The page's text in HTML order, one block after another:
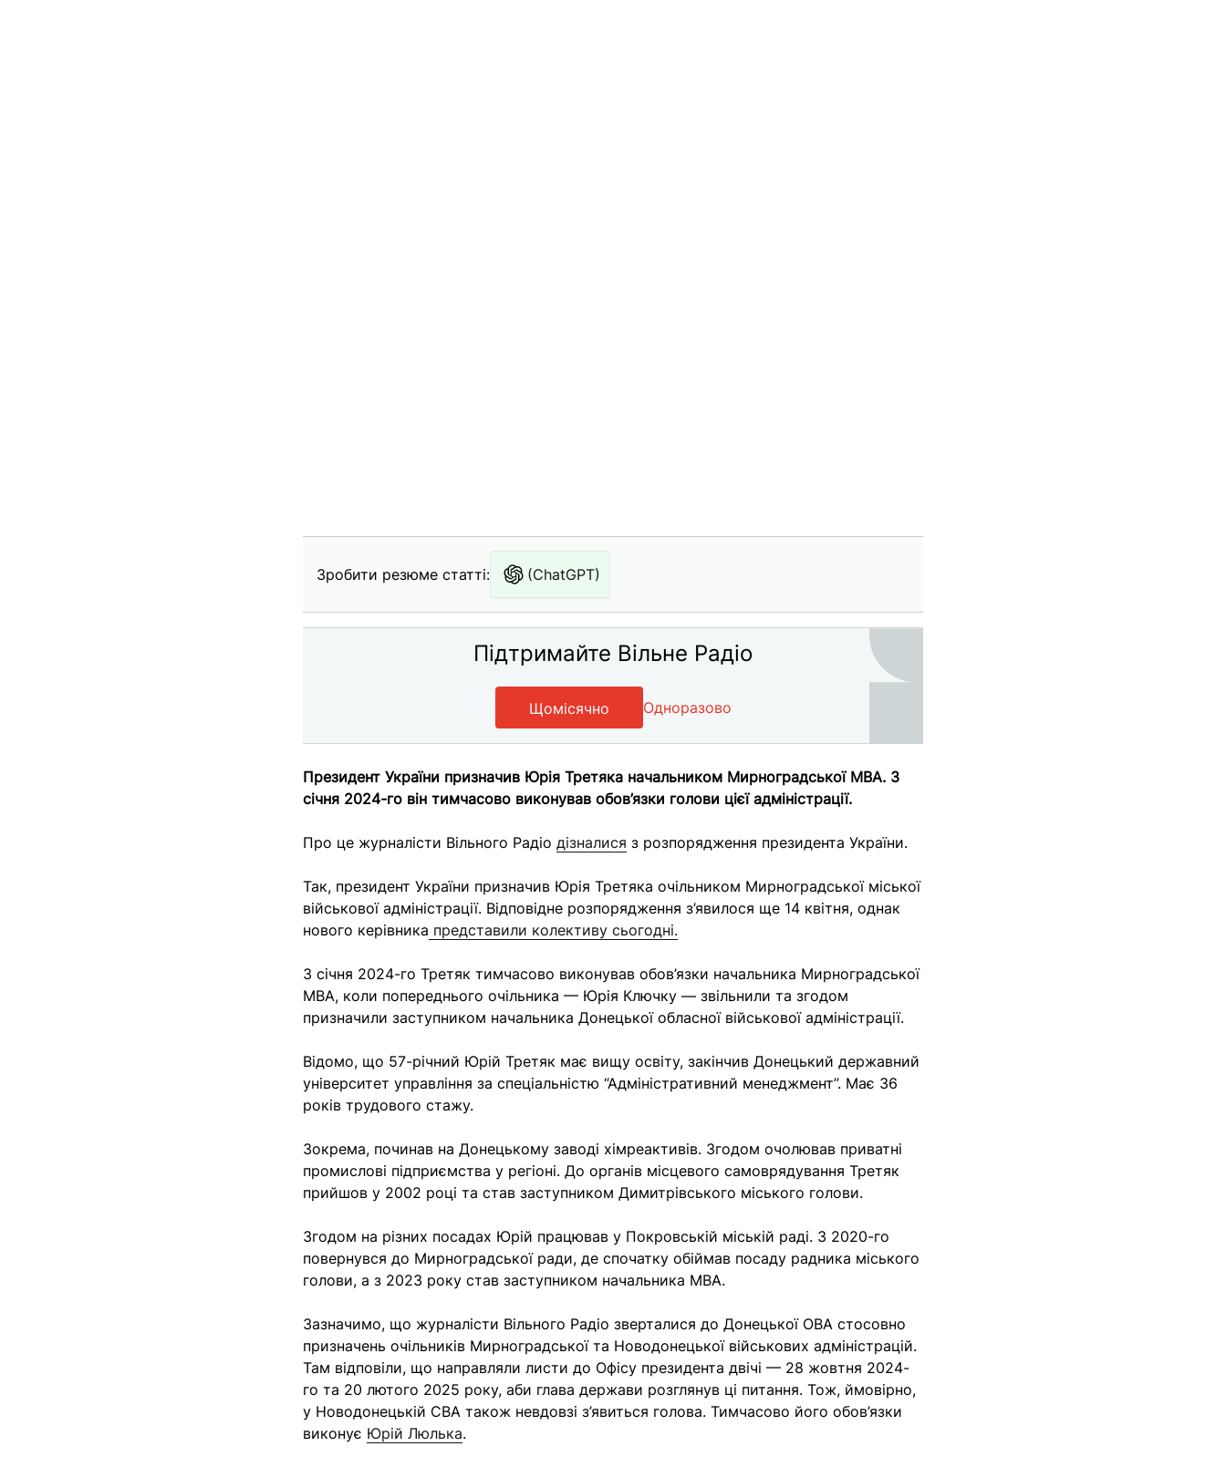
Зробити резюме статті: (ChatGPT)
Підтримайте Вільне Радіо
Щомісячно Одноразово
Президент України призначив Юрія Третяка начальником Мирноградської МВА. З
січня 2024-го він тимчасово виконував обов’язки голови цієї адміністрації.
Про це журналісти Вільного Радіо дізналися з розпорядження президента України.
Так, президент України призначив Юрія Третяка очільником Мирноградської міської
військової адміністрації. Відповідне розпорядження з’явилося ще 14 квітня, однак
нового керівника представили колективу сьогодні.
З січня 2024-го Третяк тимчасово виконував обов’язки начальника Мирноградської
МВА, коли попереднього очільника — Юрія Ключку — звільнили та згодом
призначили заступником начальника Донецької обласної військової адміністрації.
Відомо, що 57-річний Юрій Третяк має вищу освіту, закінчив Донецький державний
університет управління за спеціальністю “Адміністративний менеджмент”. Має 36
років трудового стажу.
Зокрема, починав на Донецькому заводі хімреактивів. Згодом очолював приватні
промислові підприємства у регіоні. До органів місцевого самоврядування Третяк
прийшов у 2002 році та став заступником Димитрівського міського голови.
Згодом на різних посадах Юрій працював у Покровській міській раді. З 2020-го
повернувся до Мирноградської ради, де спочатку обіймав посаду радника міського
голови, а з 2023 року став заступником начальника МВА.
Зазначимо, що журналісти Вільного Радіо зверталися до Донецької ОВА стосовно
призначень очільників Мирноградської та Новодонецької військових адміністрацій.
Там відповіли, що направляли листи до Офісу президента двічі — 28 жовтня 2024-
го та 20 лютого 2025 року, аби глава держави розглянув ці питання. Тож, ймовірно,
у Новодонецькій СВА також невдовзі з’явиться голова. Тимчасово його обов’язки
виконує Юрій Люлька.